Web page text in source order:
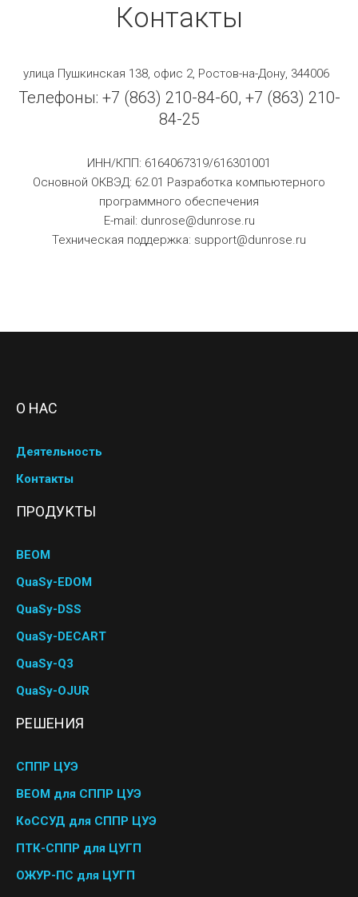
Контакты
улица Пушкинская 138, офис 2, Ростов-на-Дону, 344006
Телефоны: +7 (863) 210-84-60, +7 (863) 210-
84-25
ИНН/КПП: 6164067319/616301001
Основной ОКВЭД: 62.01 Разработка компьютерного
программного обеспечения
E-mail: dunrose@dunrose.ru
Техническая поддержка: support@dunrose.ru
О НАС
Деятельность
Контакты
ПРОДУКТЫ
BEOM
QuaSy-EDOM
QuaSy-DSS
QuaSy-DECART
QuaSy-Q3
QuaSy-OJUR
РЕШЕНИЯ
СППР ЦУЭ
BEOM для СППР ЦУЭ
КоССУД для СППР ЦУЭ
ПТК-СППР для ЦУГП
ОЖУР-ПС для ЦУГП